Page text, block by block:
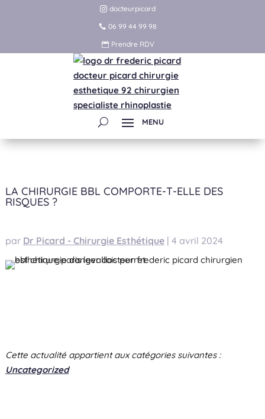
docteurpicard
06 99 44 99 98
Prendre RDV
LA CHIRURGIE BBL COMPORTE-T-ELLE DES
RISQUES ?
par Dr Picard - Chirurgie Esthétique| 4 avril 2024
Cette actualité appartient aux catégories suivantes :
Uncategorized